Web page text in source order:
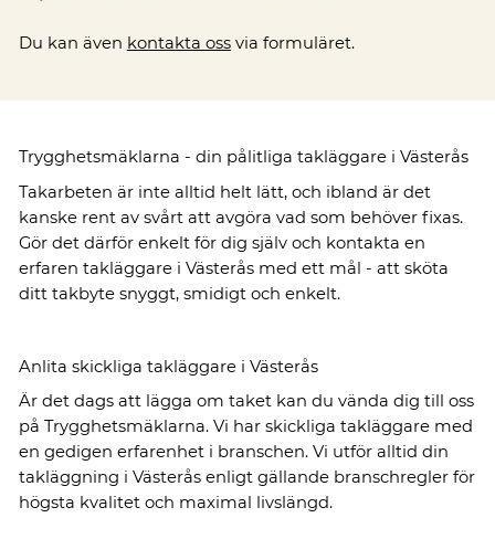
Du kan även kontakta ossvia formuläret.
Trygghetsmäklarna - din pålitliga takläggare i Västerås
Takarbeten är inte alltid helt lätt, och ibland är det
kanske rent av svårt att avgöra vad som behöver fixas.
Gör det därför enkelt för dig själv och kontakta en
erfaren takläggare i Västerås med ett mål - att sköta
ditt takbyte snyggt, smidigt och enkelt.
Anlita skickliga takläggare i Västerås
Är det dags att lägga om taket kan du vända dig till oss
på Trygghetsmäklarna. Vi har skickliga takläggare med
en gedigen erfarenhet i branschen. Vi utför alltid din
takläggning i Västerås enligt gällande branschregler för
högsta kvalitet och maximal livslängd.